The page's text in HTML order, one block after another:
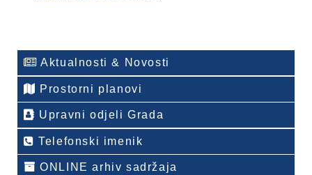
Aktualnosti & Novosti
Prostorni planovi
Upravni odjeli Grada
Telefonski imenik
ONLINE arhiv sadržaja